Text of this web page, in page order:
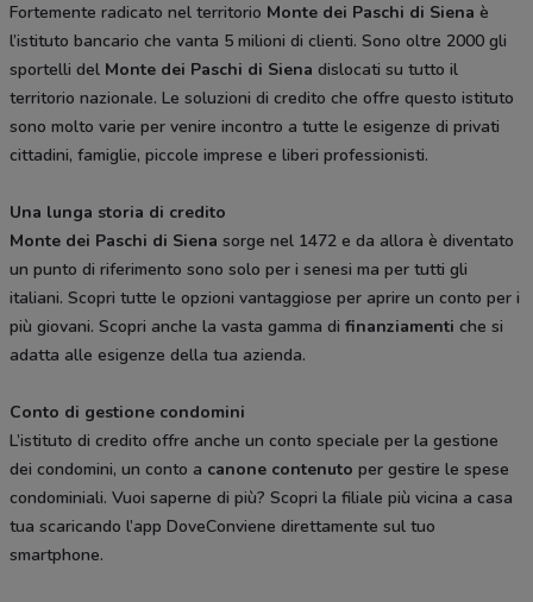
Fortemente radicato nel territorio Monte dei Paschi di Siena è
l’istituto bancario che vanta 5 milioni di clienti. Sono oltre 2000 gli
sportelli del Monte dei Paschi di Siena dislocati su tutto il
territorio nazionale. Le soluzioni di credito che offre questo istituto
sono molto varie per venire incontro a tutte le esigenze di privati
cittadini, famiglie, piccole imprese e liberi professionisti.
Una lunga storia di credito
Monte dei Paschi di Siena sorge nel 1472 e da allora è diventato
un punto di riferimento sono solo per i senesi ma per tutti gli
italiani. Scopri tutte le opzioni vantaggiose per aprire un conto per i
più giovani. Scopri anche la vasta gamma di finanziamenti che si
adatta alle esigenze della tua azienda.
Conto di gestione condomini
L’istituto di credito offre anche un conto speciale per la gestione
dei condomini, un conto a canone contenuto per gestire le spese
condominiali. Vuoi saperne di più? Scopri la filiale più vicina a casa
tua scaricando l’app DoveConviene direttamente sul tuo
smartphone.